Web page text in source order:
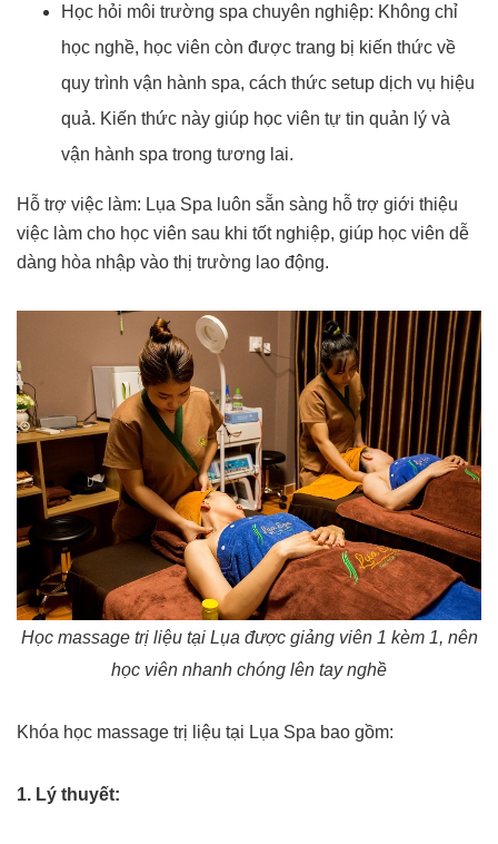
Học hỏi môi trường spa chuyên nghiệp: Không chỉ
học nghề, học viên còn được trang bị kiến thức về
quy trình vận hành spa, cách thức setup dịch vụ hiệu
quả. Kiến thức này giúp học viên tự tin quản lý và
vận hành spa trong tương lai.
Hỗ trợ việc làm: Lụa Spa luôn sẵn sàng hỗ trợ giới thiệu
việc làm cho học viên sau khi tốt nghiệp, giúp học viên dễ
dàng hòa nhập vào thị trường lao động.
Học massage trị liệu tại Lụa được giảng viên 1 kèm 1, nên
học viên nhanh chóng lên tay nghề
Khóa học massage trị liệu tại Lụa Spa bao gồm:
1. Lý thuyết: